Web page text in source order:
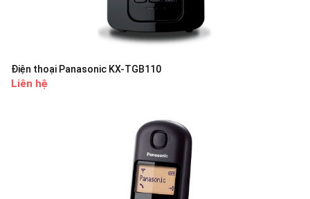
Điện thoại Panasonic KX-TGB110
Liên hệ